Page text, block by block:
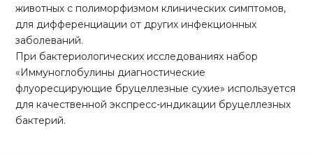
животных с полиморфизмом клинических симптомов,
для дифференциации от других инфекционных
заболеваний.
При бактериологических исследованиях набор
«Иммуноглобулины диагностические
флуоресцирующие бруцеллезные сухие» используется
для качественной экспресс-индикации бруцеллезных
бактерий.